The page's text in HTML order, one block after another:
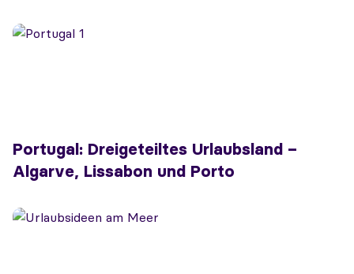
Portugal: Dreigeteiltes Urlaubsland –
Algarve, Lissabon und Porto